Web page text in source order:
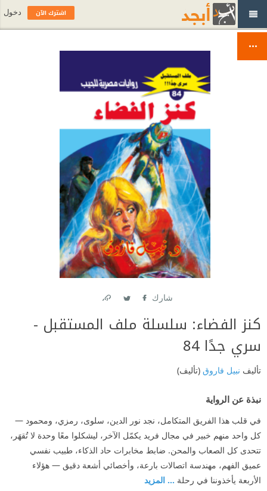
شارك
كنز الفضاء: سلسلة ملف المستقبل -
سري جدًا 84
تأليف نبيل فاروق (تأليف)
نبذة عن الرواية
في قلب هذا الفريق المتكامل، نجد نور الدين، سلوى، رمزي، ومحمود —
كل واحد منهم خبير في مجال فريد يكمّل الآخر، ليشكلوا معًا وحدة لا تُقهَر،
تتحدى كل الصعاب والمحن. ضابط مخابرات حاد الذكاء، طبيب نفسي
عميق الفهم، مهندسة اتصالات بارعة، وأخصائي أشعة دقيق — هؤلاء
الأربعة يأخذوننا في رحلة ... المزيد
اشترك الآن دخول